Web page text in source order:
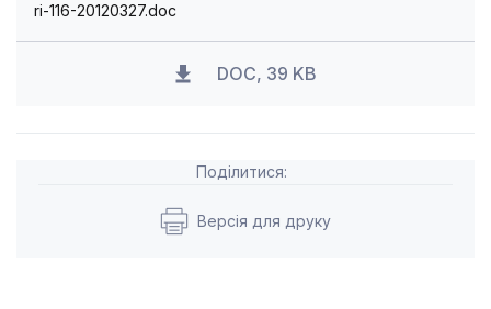
ri-116-20120327.doc
DOC, 39 KB
Поділитися:
Версія для друку